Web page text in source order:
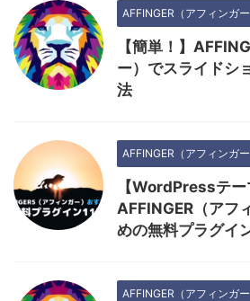
AFFINGER（アフィンガー
【簡単！】
ー）でスライドシ
法
AFFINGER（アフィンガー
【WordPressテー
AFFINGER（アフ
めの無料プラグイ
AFFINGER（アフィンガー